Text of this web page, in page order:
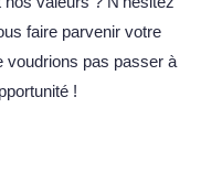
faire parvenir votre
voudrions pas passer à
!